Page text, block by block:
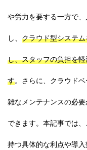
や労力を要する一方で
し、 クラウド型システ
し、スタッフの負担を
す。さらに、クラウド
雑なメンテナンスの必
できます。本記事では
持つ具体的な利点や導